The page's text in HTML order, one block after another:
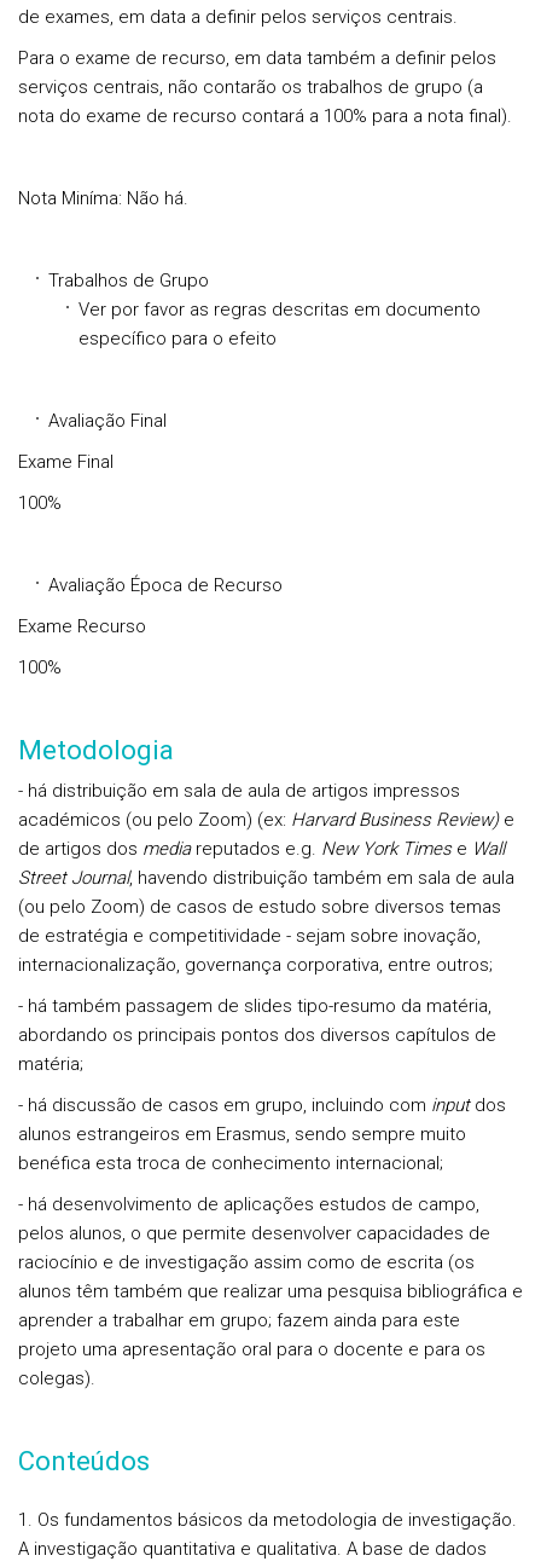
de exames, em data a definir pelos serviços centrais.
Para o exame de recurso, em data também a definir pelos
serviços centrais, não contarão os trabalhos de grupo (a
nota do exame de recurso contará a 100% para a nota final).
Nota Miníma: Não há.
Trabalhos de Grupo
Ver por favor as regras descritas em documento
específico para o efeito
Avaliação Final
Exame Final
100%
Avaliação Época de Recurso
Exame Recurso
100%
Metodologia
- há distribuição em sala de aula de artigos impressos
académicos (ou pelo Zoom) (ex: Harvard Business Review)e
de artigos dos media reputados e.g. New York Times e Wall
Street Journal, havendo distribuição também em sala de aula
(ou pelo Zoom) de casos de estudo sobre diversos temas
de estratégia e competitividade - sejam sobre inovação,
internacionalização, governança corporativa, entre outros;
- há também passagem de slides tipo-resumo da matéria,
abordando os principais pontos dos diversos capítulos de
matéria;
- há discussão de casos em grupo, incluindo com input dos
alunos estrangeiros em Erasmus, sendo sempre muito
benéfica esta troca de conhecimento internacional;
- há desenvolvimento de aplicações estudos de campo,
pelos alunos, o que permite desenvolver capacidades de
raciocínio e de investigação assim como de escrita (os
alunos têm também que realizar uma pesquisa bibliográfica e
aprender a trabalhar em grupo; fazem ainda para este
projeto uma apresentação oral para o docente e para os
colegas).
Conteúdos
1. Os fundamentos básicos da metodologia de investigação.
A investigação quantitativa e qualitativa. A base de dados